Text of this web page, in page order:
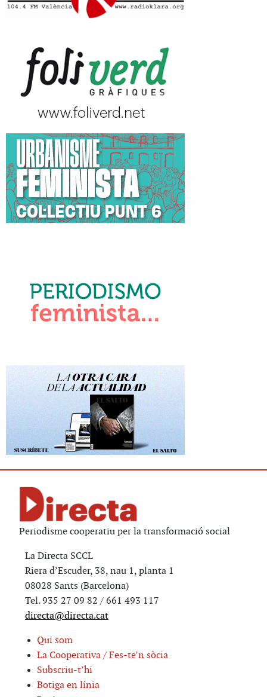
Periodisme cooperatiu per la transformació social
La Directa SCCL
Riera d’Escuder, 38, nau 1, planta 1
08028 Sants (Barcelona)
Tel. 935 27 09 82 / 661 493 117
directa@directa.cat
Qui som
La Cooperativa / Fes-te’n sòcia
Subscriu-t’hi
Botiga en línia